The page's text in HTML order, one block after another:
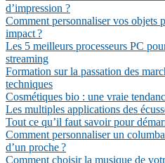
d’impression ?
Comment personnaliser vos objets
impact ?
Les 5 meilleurs processeurs PC
streaming
Formation sur la passation des
techniques
Cosmétiques bio : une vraie
Les multiples applications des
Tout ce qu’il faut savoir pour
Comment personnaliser un
d’un proche ?
Comment choisir la musique de